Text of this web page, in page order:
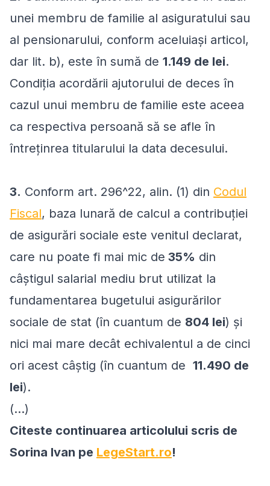
unei membru de familie al asiguratului sau
al pensionarului, conform aceluiaşi articol,
dar lit. b), este în sumă de 1.149 de lei.
Condiţia acordării ajutorului de deces în
cazul unui membru de familie este aceea
ca respectiva persoană să se afle în
întreţinrea titularului la data decesului.
3. Conform art. 296^22, alin. (1) din Codul
Fiscal, baza lunară de calcul a contribuţiei
de asigurări sociale este venitul declarat,
care nu poate fi mai mic de 35% din
câştigul salarial mediu brut utilizat la
fundamentarea bugetului asigurărilor
sociale de stat (în cuantum de 804 lei) şi
nici mai mare decât echivalentul a de cinci
ori acest câştig (în cuantum de 11.490 de
lei).
(...)
Citeste continuarea articolului scris de
Sorina Ivan pe LegeStart.ro!